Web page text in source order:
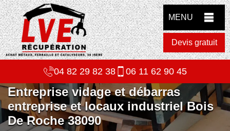
MENU
Devis gratuit
04 82 29 82 38 06 11 62 90 45
Entreprise vidage et débarras
entreprise et locaux industriel Bois
De Roche 38090